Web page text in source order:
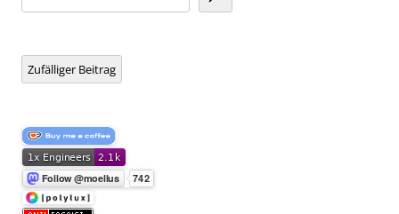
Zufälliger Beitrag